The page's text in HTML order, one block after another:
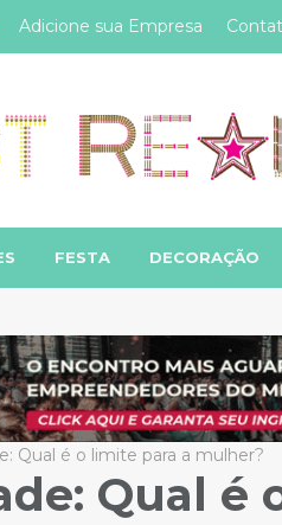
Adicione sua Empresa
FESTA DECORAÇÃO
Qual é o limite para a mulher?
Qual é